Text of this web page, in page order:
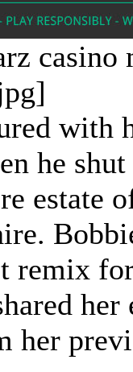
casino
with
he
estate
remix
her